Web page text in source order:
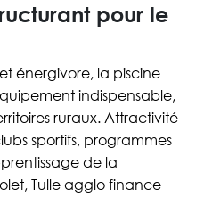
pour le
énergivore, la piscine
indispensable,
ruraux. Attractivité
sportifs, programmes
de la
Tulle agglo finance